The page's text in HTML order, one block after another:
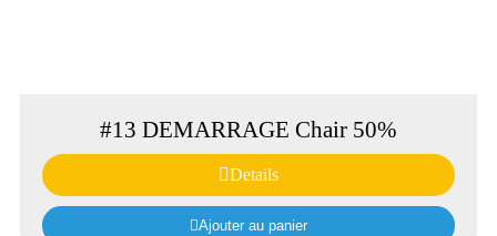
#13 DEMARRAGE Chair 50%
Details
Ajouter au panier